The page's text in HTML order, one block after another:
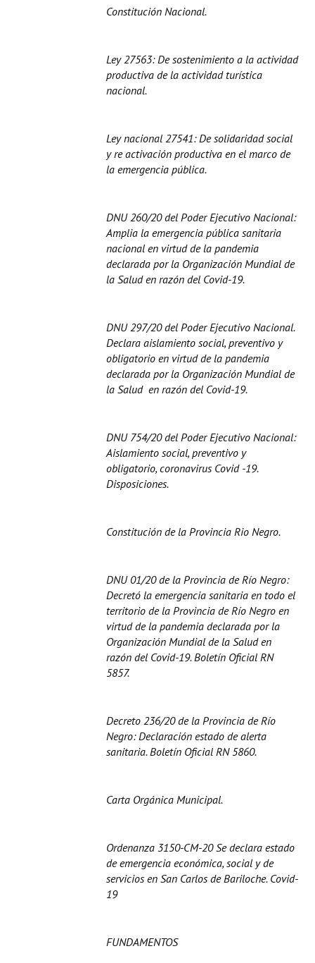
Constitución Nacional.
Ley 27563: De sostenimiento a la actividad
productiva de la actividad turística
nacional.
Ley nacional 27541: De solidaridad social
y re activación productiva en el marco de
la emergencia pública.
DNU 260/20 del Poder Ejecutivo Nacional:
Amplia la emergencia pública sanitaria
nacional en virtud de la pandemia
declarada por la Organización Mundial de
la Salud en razón del Covid-19.
DNU 297/20 del Poder Ejecutivo Nacional.
Declara aislamiento social, preventivo y
obligatorio en virtud de la pandemia
declarada por la Organización Mundial de
la Salud en razón del Covid-19.
DNU 754/20 del Poder Ejecutivo Nacional:
Aislamiento social, preventivo y
obligatorio, coronavirus Covid -19.
Disposiciones.
Constitución de la Provincia Rio Negro.
DNU 01/20 de la Provincia de Río Negro:
Decretó la emergencia sanitaria en todo el
territorio de la Provincia de Río Negro en
virtud de la pandemia declarada por la
Organización Mundial de la Salud en
razón del Covid-19. Boletín Oficial RN
5857.
Decreto 236/20 de la Provincia de Río
Negro: Declaración estado de alerta
sanitaria. Boletín Oficial RN 5860.
Carta Orgánica Municipal.
Ordenanza 3150-CM-20 Se declara estado
de emergencia económica, social y de
servicios en San Carlos de Bariloche. Covid-
19
FUNDAMENTOS